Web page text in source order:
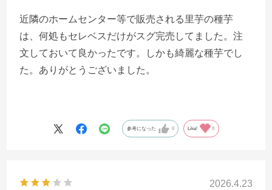
近隣のホームセンター等で販売される里芋の種芋
は、何処もセレベスだけがスグ完売してました。注
文しておいて良かったです。しかも綺麗な種芋でし
た。ありがとうございました。
参考になった 0 Like! 0
2026.4.23